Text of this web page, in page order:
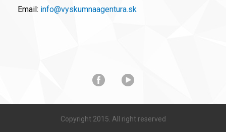
Email: info@vyskumnaagentura.sk
Copyright 2015. All right reserved